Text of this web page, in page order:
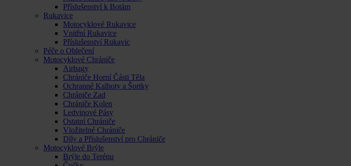
Příslušenství k Botám
Rukavice
Motocyklové Rukavice
Vnitřní Rukavice
Příslušenství Rukavic
Péče o Oblečení
Motocyklové Chrániče
Airbagy
Chrániče Horní Části Těla
Ochranné Kalhoty a Šortky
Chrániče Zad
Chrániče Kolen
Ledvinové Pásy
Ostatní Chrániče
Vložitelné Chrániče
Díly a Příslušenství pro Chrániče
Motocyklové Brýle
Brýle do Terénu